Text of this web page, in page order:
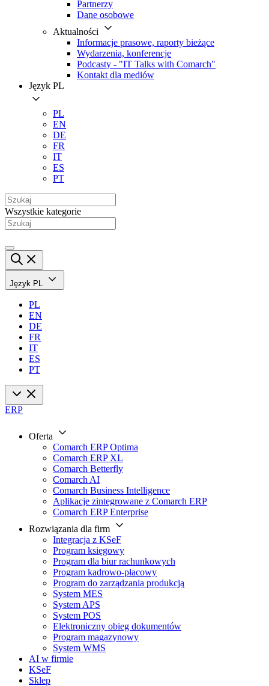
Partnerzy
Dane osobowe
Aktualności
Informacje prasowe, raporty bieżące
Wydarzenia, konferencje
Podcasty - "IT Talks with Comarch"
Kontakt dla mediów
Język PL
PL
EN
DE
FR
IT
ES
PT
Wszystkie kategorie
Język PL
PL
EN
DE
FR
IT
ES
PT
ERP
Oferta
Comarch ERP Optima
Comarch ERP XL
Comarch Betterfly
Comarch AI
Comarch Business Intelligence
Aplikacje zintegrowane z Comarch ERP
Comarch ERP Enterprise
Rozwiązania dla firm
Integracja z KSeF
Program księgowy
Program dla biur rachunkowych
Program kadrowo-płacowy
Program do zarządzania produkcją
System MES
System APS
System POS
Elektroniczny obieg dokumentów
Program magazynowy
System WMS
AI w firmie
KSeF
Sklep